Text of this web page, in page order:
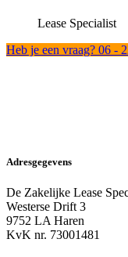
Chiel
Lease Specialist
Heb je een vraag? 06 -
Adresgegevens
De Zakelijke Lease
Westerse Drift 3
9752 LA Haren
KvK nr. 73001481